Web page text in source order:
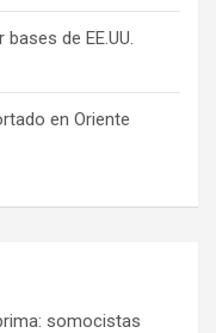
de EE.UU.
en Oriente
somocistas